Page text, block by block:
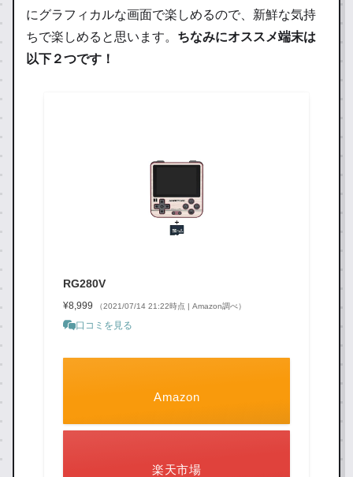
にグラフィカルな画面で楽しめるので、新鮮な気持
ちで楽しめると思います。 ちなみにオススメ端末は
以下２つです！
RG280V
¥8,999 （2021/07/14 21:22時点 | Amazon調べ）
口コミを見る
Amazon
楽天市場